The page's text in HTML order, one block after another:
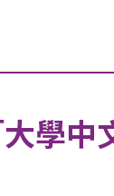
學